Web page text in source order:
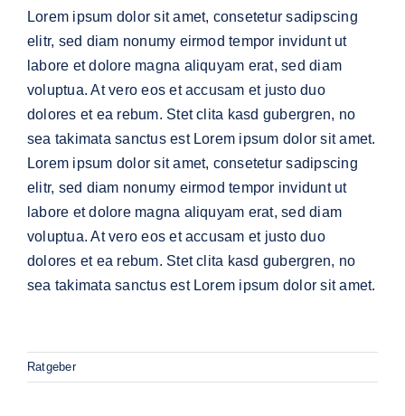
Lorem ipsum dolor sit amet, consetetur sadipscing
elitr, sed diam nonumy eirmod tempor invidunt ut
labore et dolore magna aliquyam erat, sed diam
voluptua. At vero eos et accusam et justo duo
dolores et ea rebum. Stet clita kasd gubergren, no
sea takimata sanctus est Lorem ipsum dolor sit amet.
Lorem ipsum dolor sit amet, consetetur sadipscing
elitr, sed diam nonumy eirmod tempor invidunt ut
labore et dolore magna aliquyam erat, sed diam
voluptua. At vero eos et accusam et justo duo
dolores et ea rebum. Stet clita kasd gubergren, no
sea takimata sanctus est Lorem ipsum dolor sit amet.
Ratgeber